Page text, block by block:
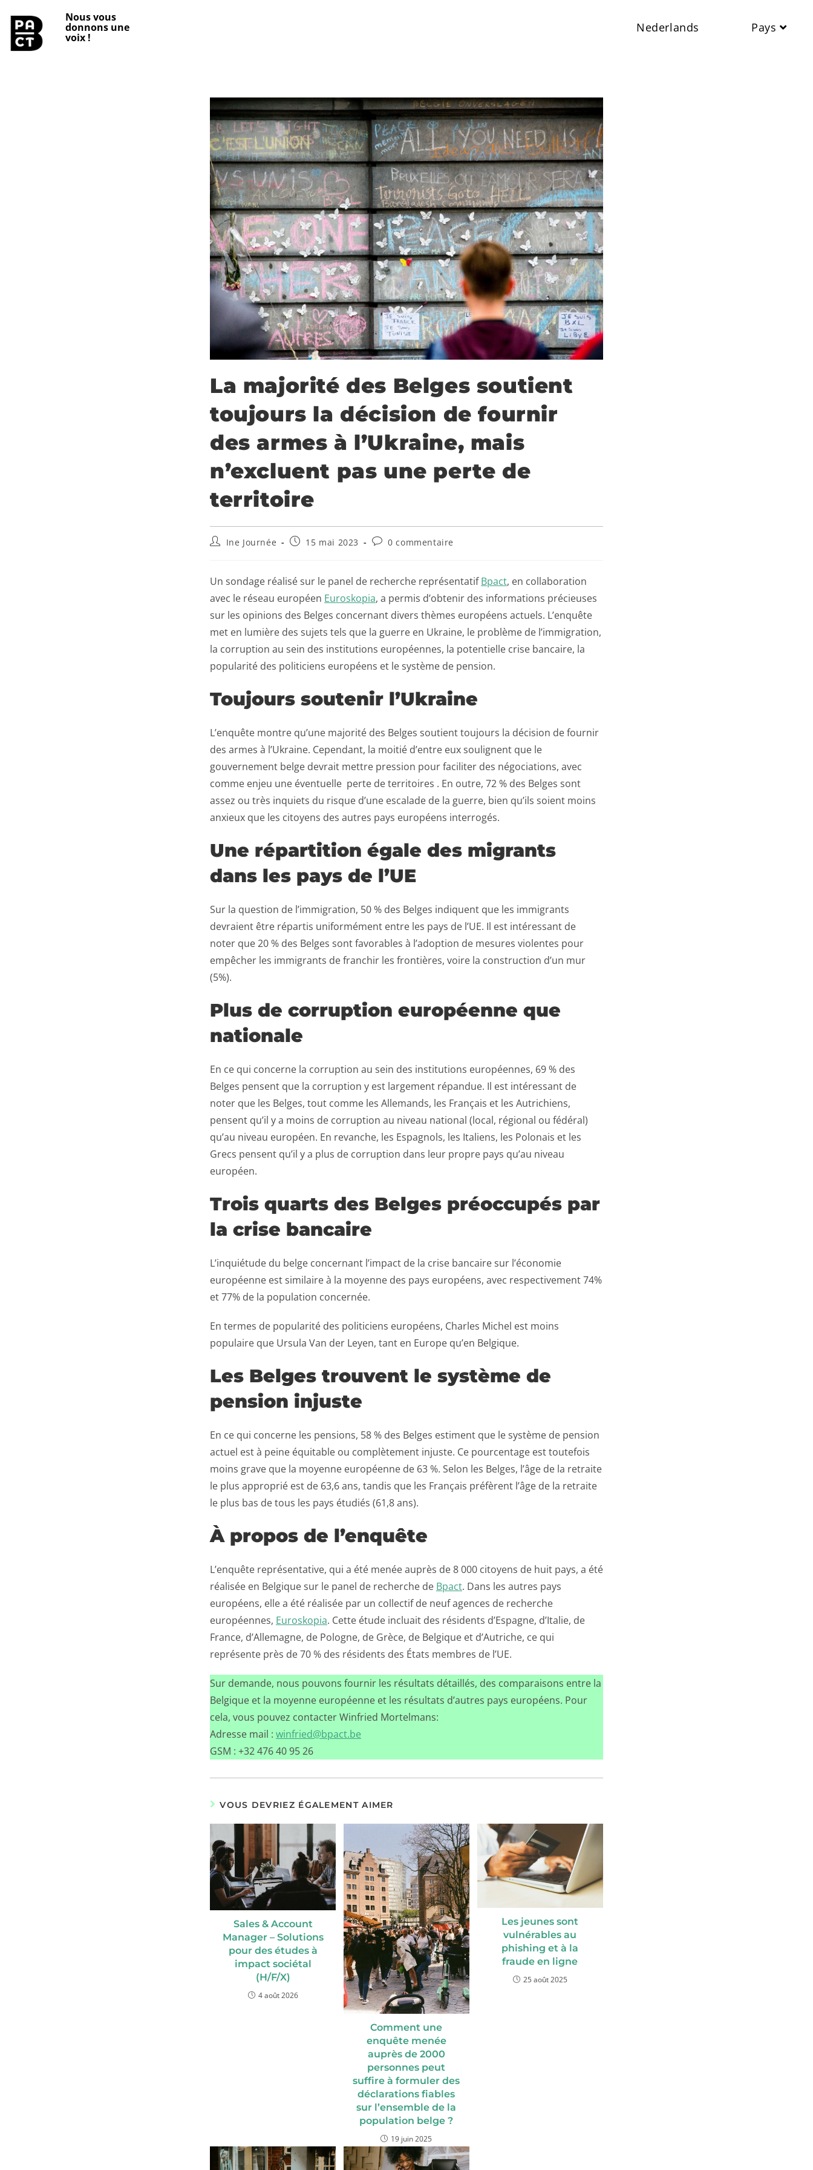
Nous vous
donnons une
voix !
Nederlands Pays
La majorité des Belges soutient
toujours la décision de fournir
des armes à l’Ukraine, mais
n’excluent pas une perte de
territoire
Ine Journée 15 mai 2023 0 commentaire
Un sondage réalisé sur le panel de recherche représentatifBpact, en collaboration
avec le réseau européen Euroskopia, a permis d’obtenir des informations précieuses
sur les opinions des Belges concernant divers thèmes européens actuels. L’enquête
met en lumière des sujets tels que la guerre en Ukraine, le problème de l’immigration,
la corruption au sein des institutions européennes, la potentielle crise bancaire, la
popularité des politiciens européens et le système de pension.
Toujours soutenir l’Ukraine
L’enquête montre qu’une majorité des Belges soutient toujours la décision de fournir
des armes à l’Ukraine. Cependant, la moitié d’entre eux soulignent que le
gouvernement belge devrait mettre pression pour faciliter des négociations, avec
comme enjeu une éventuelle perte de territoires . En outre, 72 % des Belges sont
assez ou très inquiets du risque d’une escalade de la guerre, bien qu’ils soient moins
anxieux que les citoyens des autres pays européens interrogés.
Une répartition égale des migrants
dans les pays de l’UE
Sur la question de l’immigration, 50 % des Belges indiquent que les immigrants
devraient être répartis uniformément entre les pays de l’UE. Il est intéressant de
noter que 20 % des Belges sont favorables à l’adoption de mesures violentes pour
empêcher les immigrants de franchir les frontières, voire la construction d’un mur
(5%).
Plus de corruption européenne que
nationale
En ce qui concerne la corruption au sein des institutions européennes, 69 % des
Belges pensent que la corruption y est largement répandue. Il est intéressant de
noter que les Belges, tout comme les Allemands, les Français et les Autrichiens,
pensent qu’il y a moins de corruption au niveau national (local, régional ou fédéral)
qu’au niveau européen. En revanche, les Espagnols, les Italiens, les Polonais et les
Grecs pensent qu’il y a plus de corruption dans leur propre pays qu’au niveau
européen.
Trois quarts des Belges préoccupés par
la crise bancaire
L’inquiétude du belge concernant l’impact de la crise bancaire sur l’économie
européenne est similaire à la moyenne des pays européens, avec respectivement 74%
et 77% de la population concernée.
En termes de popularité des politiciens européens, Charles Michel est moins
populaire que Ursula Van der Leyen, tant en Europe qu’en Belgique.
Les Belges trouvent le système de
pension injuste
En ce qui concerne les pensions, 58 % des Belges estiment que le système de pension
actuel est à peine équitable ou complètement injuste. Ce pourcentage est toutefois
moins grave que la moyenne européenne de 63 %. Selon les Belges, l’âge de la retraite
le plus approprié est de 63,6 ans, tandis que les Français préfèrent l’âge de la retraite
le plus bas de tous les pays étudiés (61,8 ans).
À propos de l’enquête
L’enquête représentative, qui a été menée auprès de 8 000 citoyens de huit pays, a été
réalisée en Belgique sur le panel de recherche de Bpact. Dans les autres pays
européens, elle a été réalisée par un collectif de neuf agences de recherche
européennes, Euroskopia. Cette étude incluait des résidents d’Espagne, d’Italie, de
France, d’Allemagne, de Pologne, de Grèce, de Belgique et d’Autriche, ce qui
représente près de 70 % des résidents des États membres de l’UE.
Sur demande, nous pouvons fournir les résultats détaillés, des comparaisons entre la
Belgique et la moyenne européenne et les résultats d’autres pays européens. Pour
cela, vous pouvez contacter Winfried Mortelmans:
Adresse mail : winfried@bpact.be
GSM : +32 476 40 95 26
VOUS DEVRIEZ ÉGALEMENT AIMER
Sales & Account
Manager – Solutions
pour des études à
impact sociétal
(H/F/X)
4 août 2026
Comment une
enquête menée
auprès de 2000
personnes peut
suffire à formuler des
déclarations fiables
sur l’ensemble de la
population belge ?
19 juin 2025
Les jeunes sont
vulnérables au
phishing et à la
fraude en ligne
25 août 2025